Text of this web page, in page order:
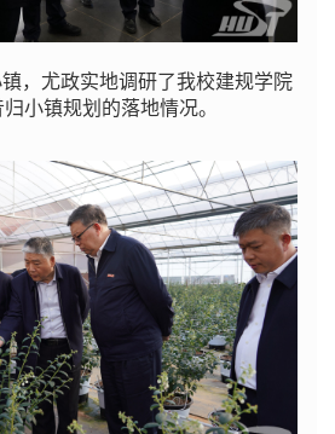
，尤政实地调研了我校建规学院
小镇规划的落地情况。